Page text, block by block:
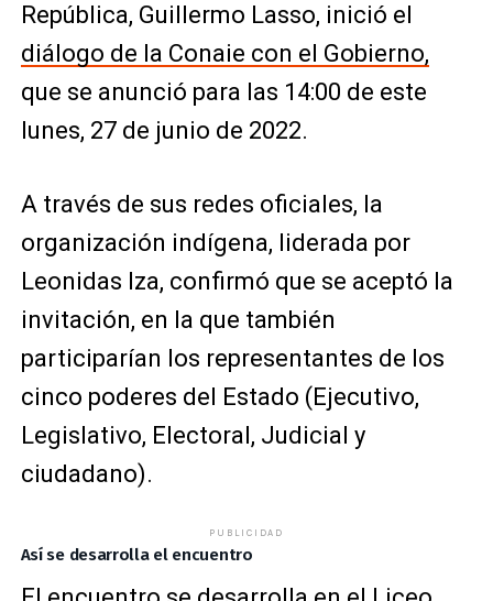
República, Guillermo Lasso, inició el
diálogo de la Conaie con el Gobierno,
que se anunció para las 14:00 de este
lunes, 27 de junio de 2022.
A través de sus redes oficiales, la
organización indígena, liderada por
Leonidas Iza, confirmó que se aceptó la
invitación, en la que también
participarían los representantes de los
cinco poderes del Estado (Ejecutivo,
Legislativo, Electoral, Judicial y
ciudadano).
PUBLICIDAD
Así se desarrolla el encuentro